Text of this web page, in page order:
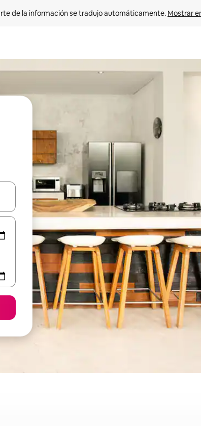
de la información se tradujo automáticamente. Mostrar
las teclas de flecha hacia arriba y hacia abajo o explora